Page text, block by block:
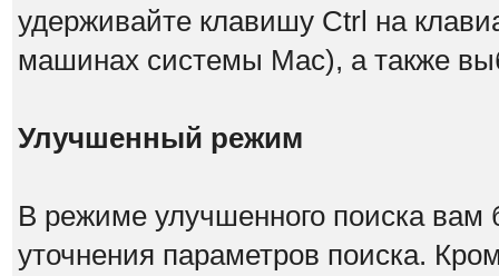
удерживайте клавишу Ctrl на
машинах системы Mac), а также
Улучшенный режим
В режиме улучшенного поиска вам
уточнения параметров поиска.